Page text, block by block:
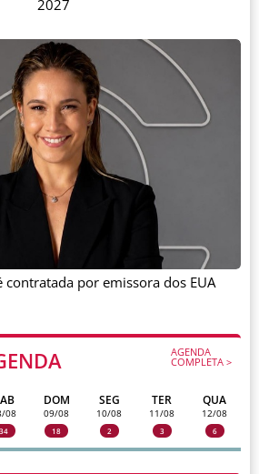
AGENDA
COMPLETA >
08
34
DOM
09/08
18
SEG
10/08
2
TER
11/08
3
QUA
12/08
6
2027
contratada por emissora dos EUA